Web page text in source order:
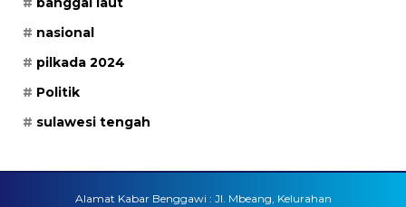
nasional
pilkada 2024
Politik
sulawesi tengah
Alamat Kabar Benggawi : Jl. Mbeang, Kelurahan